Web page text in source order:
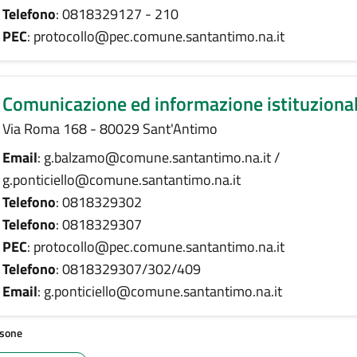
Telefono: 0818329127 - 210
PEC: protocollo@pec.comune.santantimo.na.it
Comunicazione ed informazione
Via Roma 168 - 80029 Sant'Antimo
Email: g.balzamo@comune.santantimo.na.it /
g.ponticiello@comune.santantimo.na.it
Telefono: 0818329302
Telefono: 0818329307
PEC: protocollo@pec.comune.santantimo.na.it
Telefono: 0818329307/302/409
Email: g.ponticiello@comune.santantimo.na.it